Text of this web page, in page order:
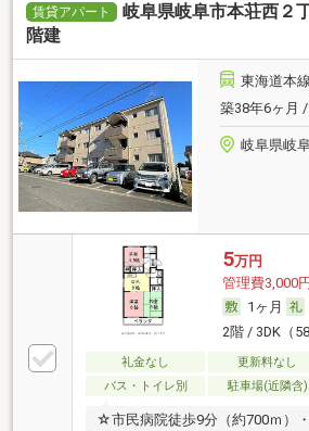
賃貸アパート
岐阜県岐阜市本荘西２
階建
東海道本
築38年6ヶ月
岐阜県岐
5万円
管理費3,000円
1ヶ月
2階 / 3DK（
礼金なし 更新料なし
バス・トイレ別
駐車場(近隣含)
☆市民病院徒歩9分（約700ｍ）